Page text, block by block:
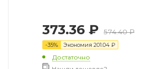
373.36 ₽ 574.40₽
-35% Экономия 201.04 ₽
Достаточно